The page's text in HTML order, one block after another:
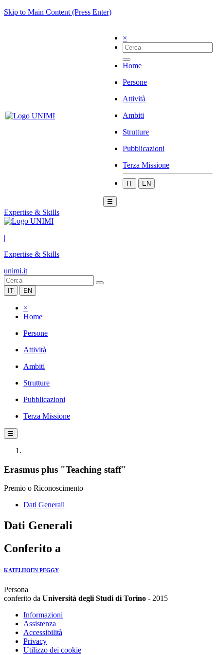
Skip to Main Content (Press Enter)
×
Home
Persone
Attività
Ambiti
Strutture
Pubblicazioni
Terza Missione
IT EN
☰
Expertise & Skills
|
Expertise & Skills
unimi.it
IT EN
×
Home
Persone
Attività
Ambiti
Strutture
Pubblicazioni
Terza Missione
☰
Erasmus plus "Teaching staff"
Premio o Riconoscimento
Dati Generali
Dati Generali
Conferito a
KATELHOEN PEGGY
Persona
conferito da Università degli Studi di Torino - 2015
Informazioni
Assistenza
Accessibilità
Privacy
Utilizzo dei cookie